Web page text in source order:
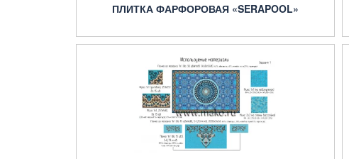
ПЛИТКА ФАРФОРОВАЯ «SERAPOOL»